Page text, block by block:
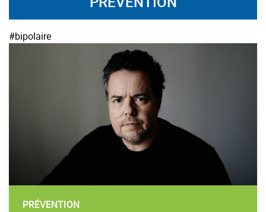
#bipolaire
PRÉVENTION